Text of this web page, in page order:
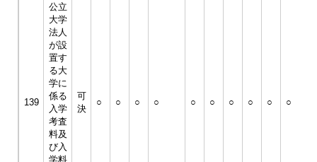
139
公立
大学
法人
が設
置す
る大
学に
係る
入学
考査
料及
び入
学料
可
決
○ ○ ○ ○ ○ ○ ○ ○ ○ ○